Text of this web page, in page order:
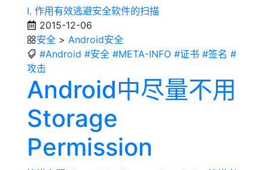
I. 作用有效逃避安全软件的扫描
2015-12-06
安全 > Android安全
#Android #安全 #META-INFO #证书 #签名 #
攻击
Android中尽量不用
Storage
Permission